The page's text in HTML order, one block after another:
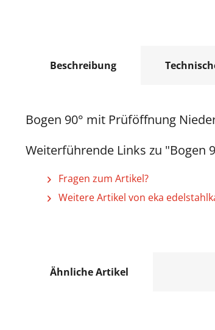
Beschreibung
Bogen 90° mit Prüföffnung
Weiterführende Links zu "Bogen
Fragen zum Artikel?
Weitere Artikel von eka
Ähnliche Artikel